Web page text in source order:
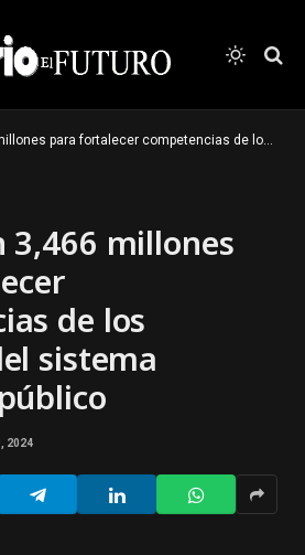
competencias de los docentes del sistema educativo público
3,466 millones
de los
sistema
2024